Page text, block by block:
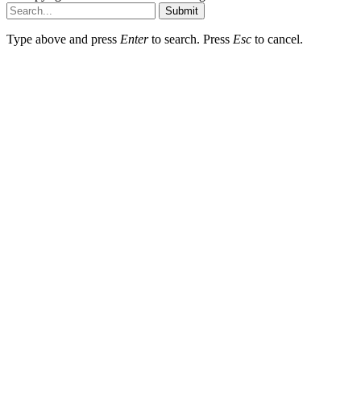
Submit
Type above and press Enterto search. Press Esc to cancel.